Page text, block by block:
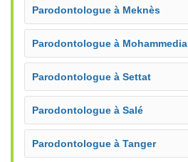
Parodontologue à Meknès
Parodontologue à Mohammedia
Parodontologue à Settat
Parodontologue à Salé
Parodontologue à Tanger